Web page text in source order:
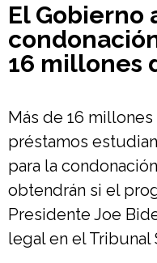
El Gobierno
16 millones
Más de 16
préstamos
para la
obtendrán si el
Presidente Joe
legal en el